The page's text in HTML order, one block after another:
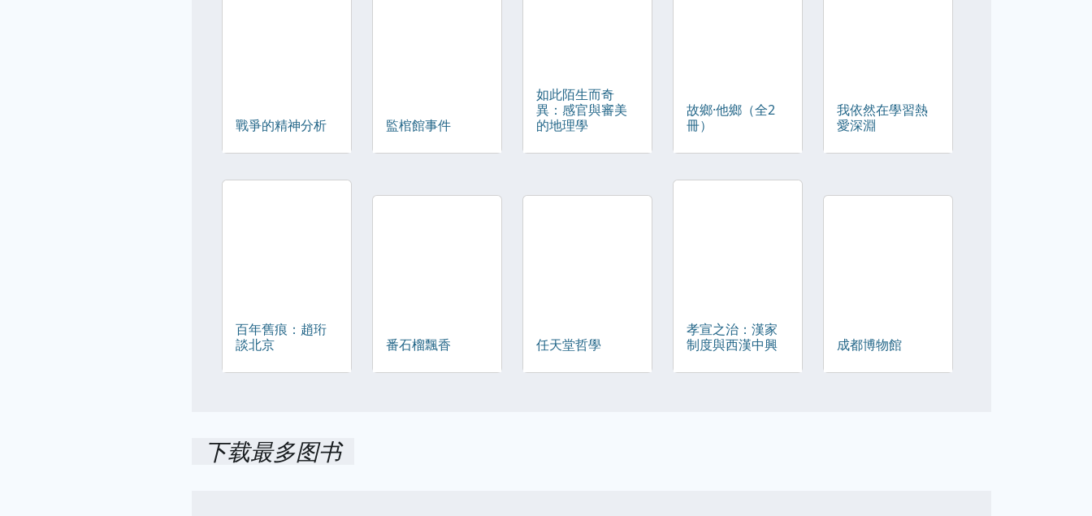
戰爭的精神分析 監棺館事件
如此陌生而奇
異：感官與審美
的地理學
故鄉·他鄉（全2
冊）
我依然在學習熱
愛深淵
百年舊痕：趙珩
談北京
番石榴飄香 任天堂哲學
孝宣之治：漢家
制度與西漢中興
成都博物館
下载最多图书